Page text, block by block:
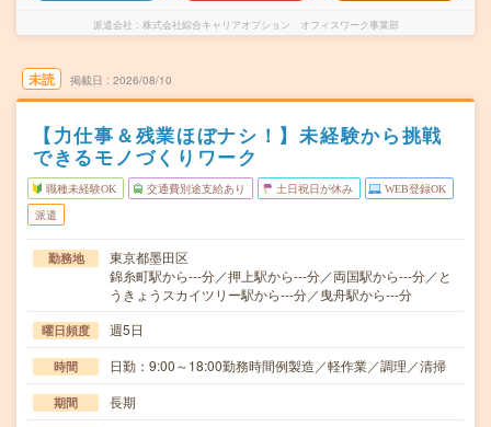
派遣会社 株式会社綜合キャリアオプション オフィスワーク事業部
未読 掲載日 2026/08/10
【力仕事＆残業ほぼナシ！】未経験から挑戦
できるモノづくりワーク
職種未経験OK 交通費別途支給あり 土日祝日が休み WEB登録OK
派遣
勤務地
東京都墨田区
錦糸町駅から---分／押上駅から---分／両国駅から---分／と
うきょうスカイツリー駅から---分／曳舟駅から---分
曜日頻度 週5日
時間 日勤：9:00～18:00勤務時間例製造／軽作業／調理／清掃
期間 長期